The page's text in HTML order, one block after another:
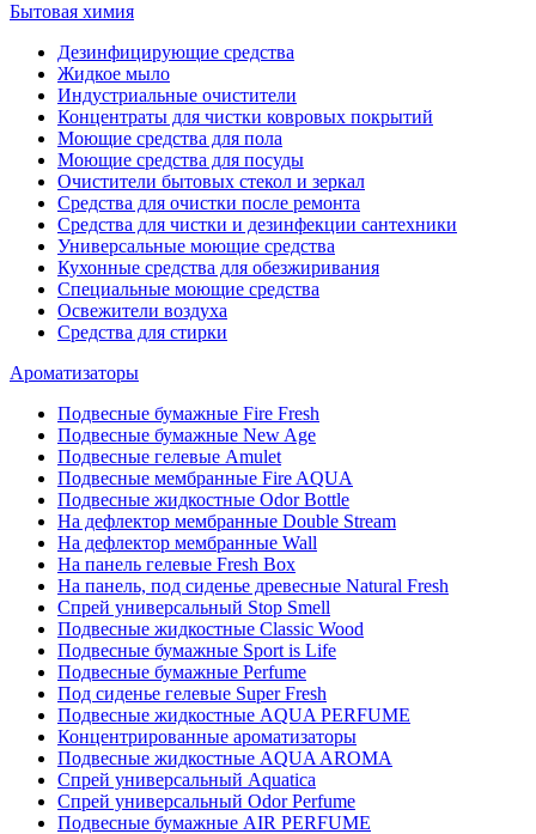
Бытовая химия
Дезинфицирующие средства
Жидкое мыло
Индустриальные очистители
Концентраты для чистки ковровых покрытий
Моющие средства для пола
Моющие средства для посуды
Очистители бытовых стекол и зеркал
Средства для очистки после ремонта
Средства для чистки и дезинфекции сантехники
Универсальные моющие средства
Кухонные средства для обезжиривания
Специальные моющие средства
Освежители воздуха
Средства для стирки
Ароматизаторы
Подвесные бумажные Fire Fresh
Подвесные бумажные New Age
Подвесные гелевые Amulet
Подвесные мембранные Fire AQUA
Подвесные жидкостные Odor Bottle
На дефлектор мембранные Double Stream
На дефлектор мембранные Wall
На панель гелевые Fresh Box
На панель, под сиденье древесные Natural Fresh
Спрей универсальный Stop Smell
Подвесные жидкостные Classic Wood
Подвесные бумажные Sport is Life
Подвесные бумажные Perfume
Под сиденье гелевые Super Fresh
Подвесные жидкостные AQUA PERFUME
Концентрированные ароматизаторы
Подвесные жидкостные AQUA AROMA
Спрей универсальный Aquatica
Спрей универсальный Odor Perfume
Подвесные бумажные AIR PERFUME